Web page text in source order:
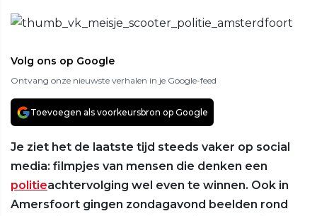
Volg ons op Google
Ontvang onze nieuwste verhalen in je Google-feed
Toevoegen als voorkeursbron op Google
Je ziet het de laatste tijd steeds vaker op social
media: filmpjes van mensen die denken een
politieachtervolging wel even te winnen. Ook in
Amersfoort gingen zondagavond beelden rond